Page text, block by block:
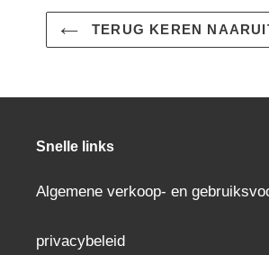
winkelwagen
toevoegen
TERUG KEREN
Snelle links
Algemene verkoop- en
privacybeleid